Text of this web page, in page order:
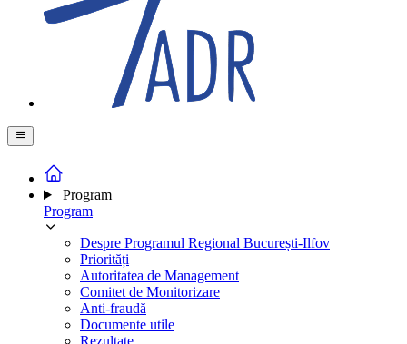
Program
Program
Despre Programul Regional București-Ilfov
Priorități
Autoritatea de Management
Comitet de Monitorizare
Anti-fraudă
Documente utile
Rezultate